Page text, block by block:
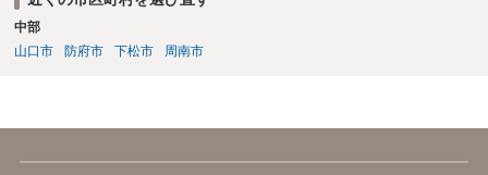
中部
山口市
防府市 下松市 周南市